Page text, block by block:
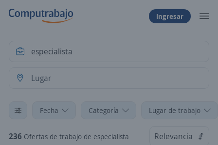
Ingresar
Fecha Categoría Lugar de trabajo
236 Ofertas de trabajo de especialista Relevancia